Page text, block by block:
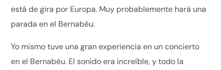
está de gira por Europa. Muy probablemente hará una
parada en el Bernabéu.
Yo mismo tuve una gran experiencia en un concierto
en el Bernabéu. El sonido era increíble, y todo la